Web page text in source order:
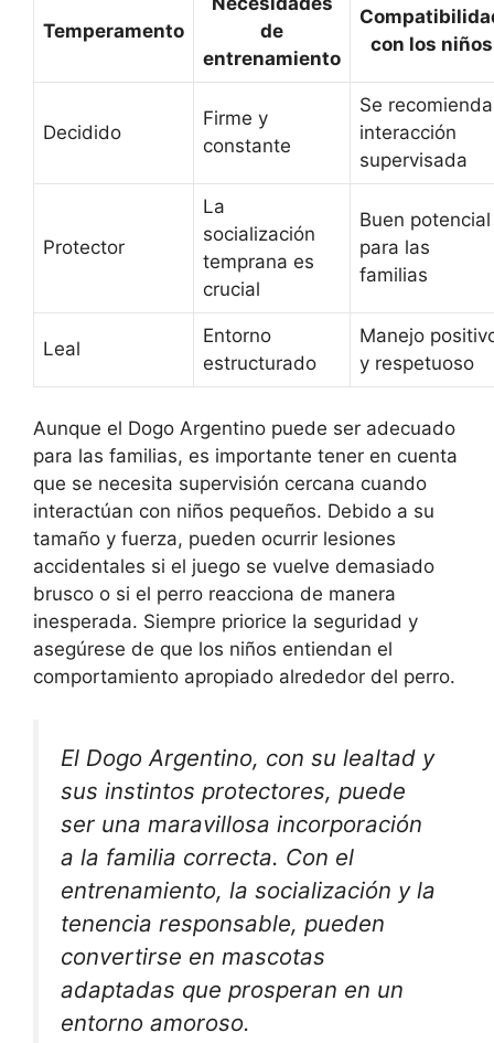
Temperamento
de
entrenamiento
con los niños
Decidido
Firme y
constante
Se recomienda
interacción
supervisada
Protector
La
socialización
temprana es
crucial
Buen potencial
para las
familias
Leal
Entorno
estructurado
Manejo
y respetuoso
Aunque el Dogo Argentino puede ser adecuado
para las familias, es importante tener en cuenta
que se necesita supervisión cercana cuando
interactúan con niños pequeños. Debido a su
tamaño y fuerza, pueden ocurrir lesiones
accidentales si el juego se vuelve demasiado
brusco o si el perro reacciona de manera
inesperada. Siempre priorice la seguridad y
asegúrese de que los niños entiendan el
comportamiento apropiado alrededor del perro.
El Dogo Argentino, con su lealtad y
sus instintos protectores, puede
ser una maravillosa incorporación
a la familia correcta. Con el
entrenamiento, la socialización y la
tenencia responsable, pueden
convertirse en mascotas
adaptadas que prosperan en un
entorno amoroso.